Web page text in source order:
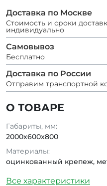
О ТОВАРЕ
Габариты, мм:
2000x600x800
Материалы:
оцинкованный крепеж,
Все характеристики
Доставка по Москве
Стоимость и сроки
индивидуально
Самовывоз
Бесплатно
Доставка по России
Отправим транспортной